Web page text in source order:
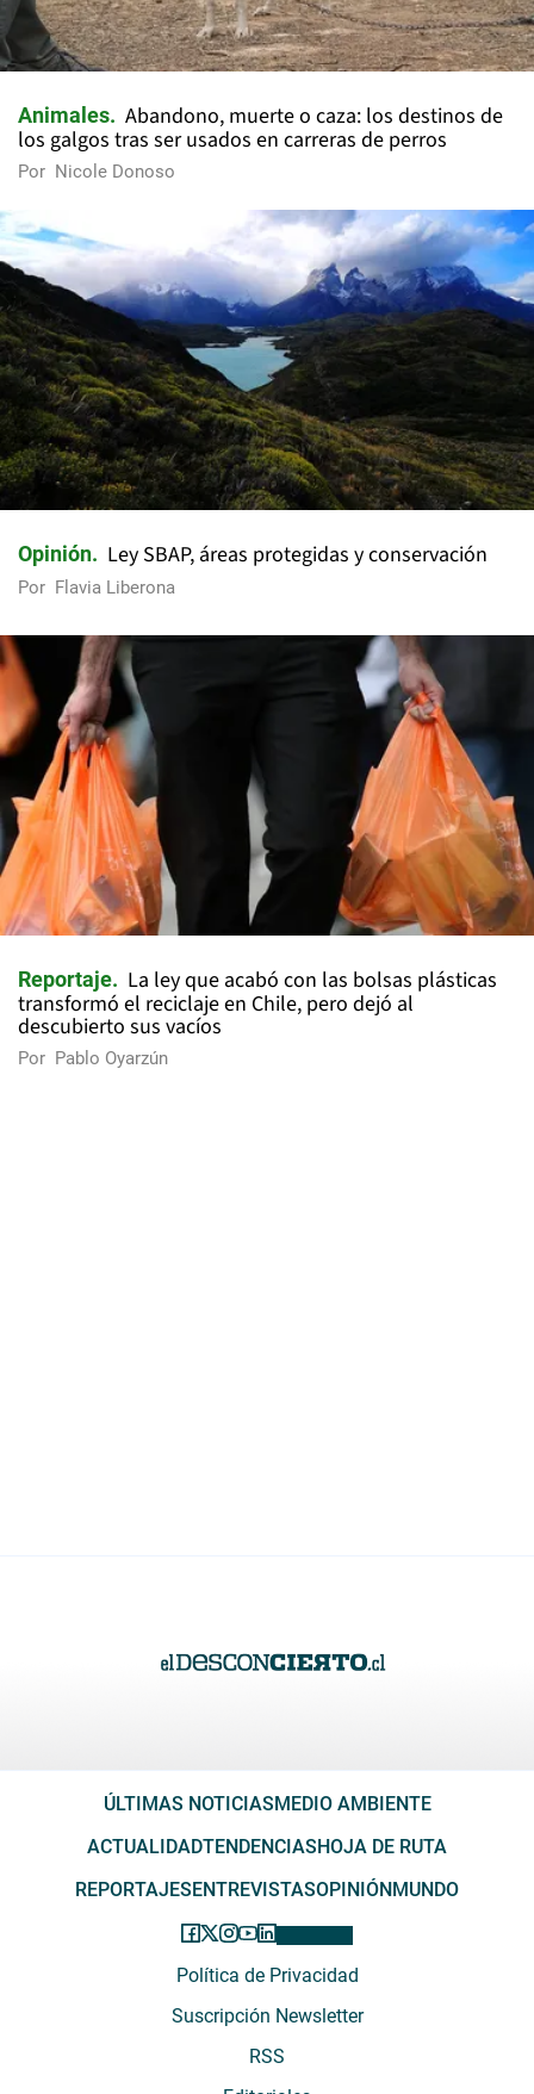
Animales
Abandono, muerte o caza: los destinos de
los galgos tras ser usados en carreras de perros
Por Nicole Donoso
Opinión Ley SBAP, áreas protegidas y conservación
Por Flavia Liberona
Reportaje
La ley que acabó con las bolsas plásticas
transformó el reciclaje en Chile, pero dejó al
descubierto sus vacíos
Por Pablo Oyarzún
ÚLTIMAS NOTICIASMEDIO AMBIENTE
ACTUALIDADTENDENCIASHOJA DE RUTA
REPORTAJESENTREVISTASOPINIÓNMUNDO
Política de Privacidad
Suscripción Newsletter
RSS